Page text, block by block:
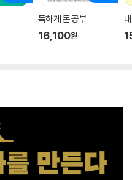
독하게 돈 공부
16,100원